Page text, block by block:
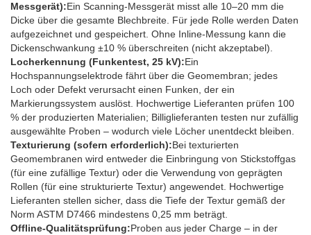
Messgerät):Ein Scanning-Messgerät misst alle 10–20 mm die
Dicke über die gesamte Blechbreite. Für jede Rolle werden Daten
aufgezeichnet und gespeichert. Ohne Inline-Messung kann die
Dickenschwankung ±10 % überschreiten (nicht akzeptabel).
Locherkennung (Funkentest, 25 kV):Ein
Hochspannungselektrode fährt über die Geomembran; jedes
Loch oder Defekt verursacht einen Funken, der ein
Markierungssystem auslöst. Hochwertige Lieferanten prüfen 100
% der produzierten Materialien; Billiglieferanten testen nur zufällig
ausgewählte Proben – wodurch viele Löcher unentdeckt bleiben.
Texturierung (sofern erforderlich):Bei texturierten
Geomembranen wird entweder die Einbringung von Stickstoffgas
(für eine zufällige Textur) oder die Verwendung von geprägten
Rollen (für eine strukturierte Textur) angewendet. Hochwertige
Lieferanten stellen sicher, dass die Tiefe der Textur gemäß der
Norm ASTM D7466 mindestens 0,25 mm beträgt.
Offline-Qualitätsprüfung:Proben aus jeder Charge – in der